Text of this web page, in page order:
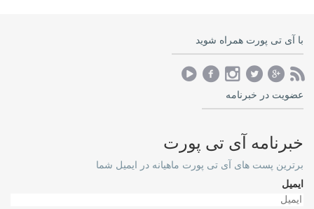
با آی تی پورت همراه شوید
عضویت در خبرنامه
خبرنامه آی تی پورت
برترین پست های آی تی پورت ماهیانه در ایمیل شما
ایمیل